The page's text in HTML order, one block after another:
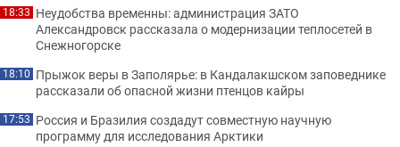
18:33 Неудобства временны: администрация ЗАТО
Александровск рассказала о модернизации теплосетей в
Снежногорске
18:10 Прыжок веры в Заполярье: в Кандалакшском заповеднике
рассказали об опасной жизни птенцов кайры
17:53 Россия и Бразилия создадут совместную научную
программу для исследования Арктики